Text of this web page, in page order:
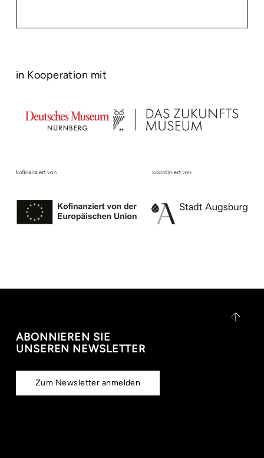
in Kooperation mit
ABONNIEREN SIE
UNSEREN NEWSLETTER
Zum Newsletter anmelden